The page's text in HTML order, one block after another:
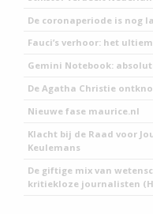
De coronaperiode is nog
Fauci’s verhoor: het
Gemini Notebook:
De Agatha Christie
Nieuwe fase maurice.nl
Klacht bij de Raad voor
Keulemans
De giftige mix van
kritiekloze journalisten